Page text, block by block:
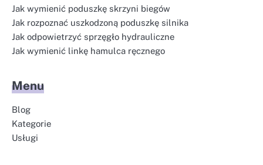
Jak wymienić poduszkę skrzyni biegów
Jak rozpoznać uszkodzoną poduszkę silnika
Jak odpowietrzyć sprzęgło hydrauliczne
Jak wymienić linkę hamulca ręcznego
Menu
Blog
Kategorie
Usługi